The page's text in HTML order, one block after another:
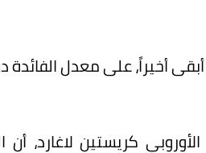
أخيراً، على معدل الفائدة
كريستين لاغارد،